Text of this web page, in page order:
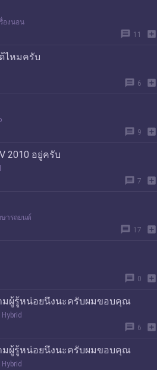
องนอน
message 11 add_box
ไหมครับ
message 6 add_box
message 9 add_box
2010 อยู่ครับ
message 7 add_box
ารถยนต์
message 17 add_box
message 0 add_box
มผู้รู้หน่อยนึงนะครับผมขอบคุณ
message 6 add_box
มผู้รู้หน่อยนึงนะครับผมขอบคุณ